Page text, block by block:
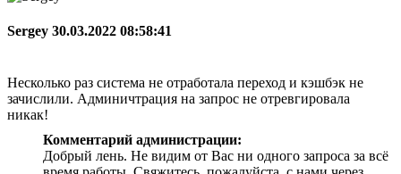
Sergey 30.03.2022 08:58:41
Несколько раз система не отработала переход и кэшбэк не
зачислили. Админичтрация на запрос не отревгировала
никак!
Комментарий администрации:
Добрый лень. Не видим от Вас ни одного запроса за всё